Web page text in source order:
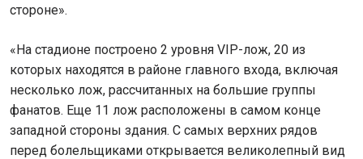
стороне».
«На стадионе построено 2 уровня VIP-лож, 20 из
которых находятся в районе главного входа, включая
несколько лож, рассчитанных на большие группы
фанатов. Еще 11 лож расположены в самом конце
западной стороны здания. С самых верхних рядов
перед болельщиками открывается великолепный вид